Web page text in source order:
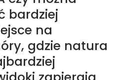
bardziej
na
gdzie natura